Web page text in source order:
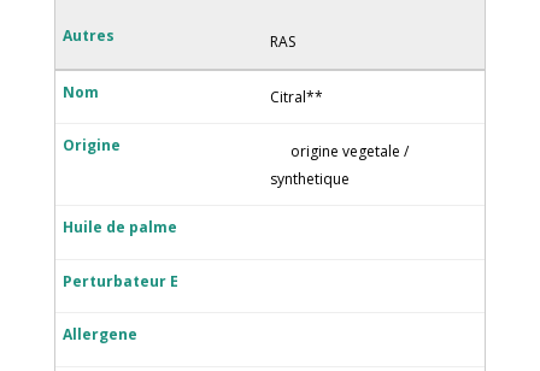
RAS
Citral**
origine vegetale /
synthetique